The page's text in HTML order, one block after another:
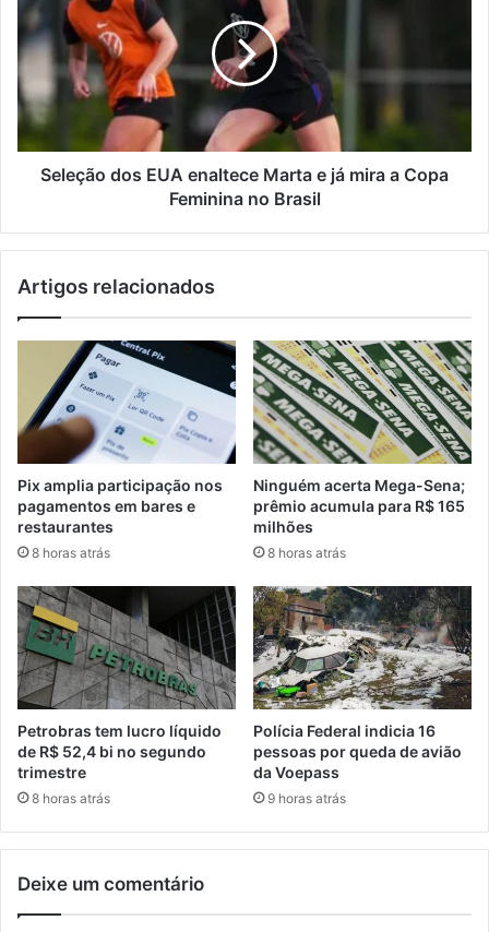
EUA
enaltece
Marta
e
já
mira
a
CopaSeleção dos EUA enaltece Marta e já mira a Copa
Feminina no Brasil
Artigos relacionados
Pix amplia participação nos
pagamentos em bares e
restaurantes
8 horas atrás
Ninguém acerta Mega-Sena;
prêmio acumula para R$ 165
milhões
8 horas atrás
Petrobras tem lucro líquido
de R$ 52,4 bi no segundo
trimestre
8 horas atrás
Polícia Federal indicia 16
pessoas por queda de avião
da Voepass
9 horas atrás
Deixe um comentário